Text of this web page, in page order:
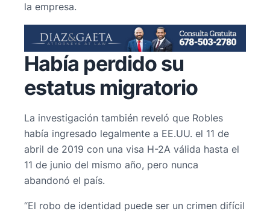
la empresa.
Había perdido su
estatus migratorio
La investigación también reveló que Robles
había ingresado legalmente a EE.UU. el 11 de
abril de 2019 con una visa H-2A válida hasta el
11 de junio del mismo año, pero nunca
abandonó el país.
“El robo de identidad puede ser un crimen difícil